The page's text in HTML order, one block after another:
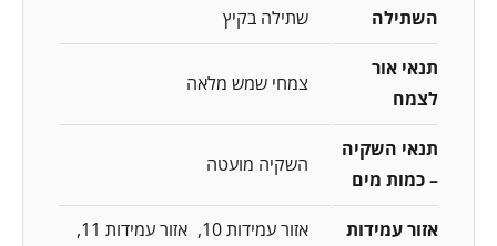
השתילה
שתילה בקיץ
תנאי אור
לצמח
צמחי שמש מלאה
תנאי השקיה
– כמות מים
השקיה מועטה
אזור עמידות
אזור עמידות 10
אזור עמידות 11